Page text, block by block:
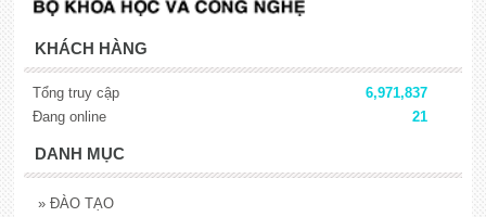
KHÁCH HÀNG
Tổng truy cập
6,971,837
Đang online
21
DANH MỤC
» ĐÀO TẠO